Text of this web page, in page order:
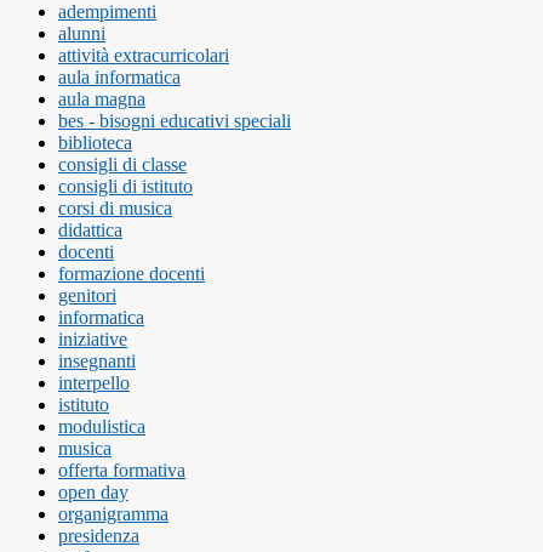
adempimenti
alunni
attività extracurricolari
aula informatica
aula magna
bes - bisogni educativi speciali
biblioteca
consigli di classe
consigli di istituto
corsi di musica
didattica
docenti
formazione docenti
genitori
informatica
iniziative
insegnanti
interpello
istituto
modulistica
musica
offerta formativa
open day
organigramma
presidenza